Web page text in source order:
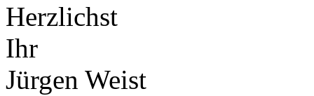
Herzlichst
Ihr
Jürgen Weist